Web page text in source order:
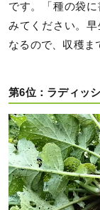
です。「種の袋
みてください。
なるので、収穫ま
第6位：ラディッ